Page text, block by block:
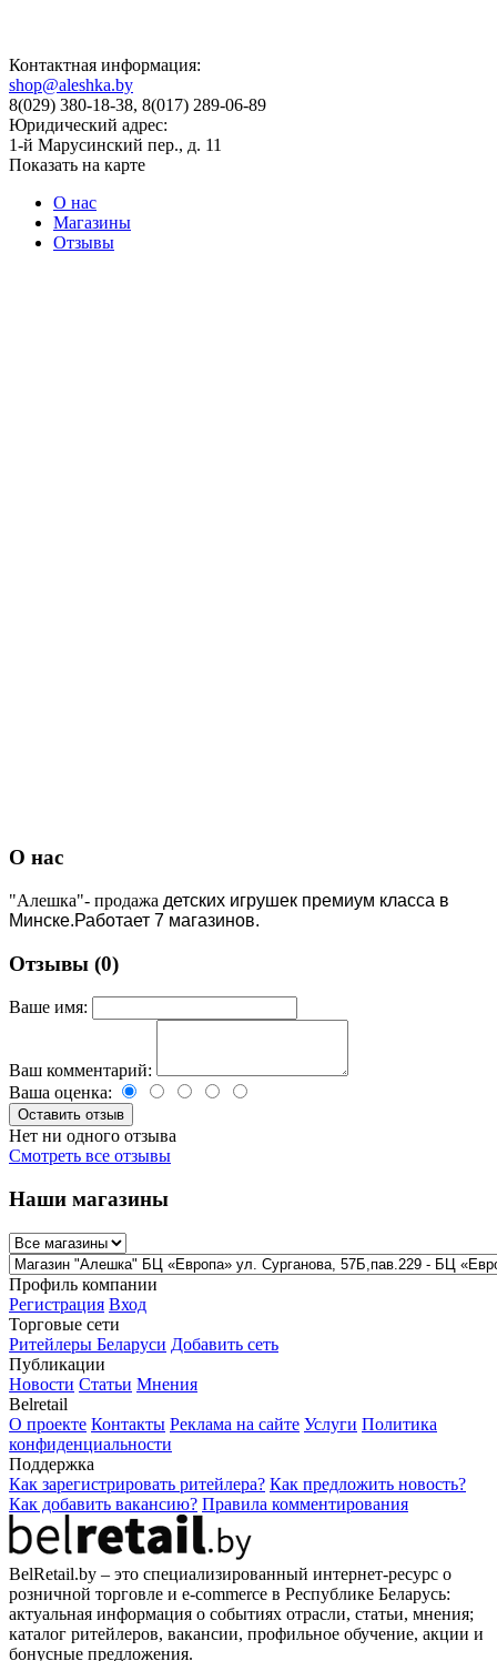
Контактная информация:
shop@aleshka.by
8(029) 380-18-38, 8(017) 289-06-89
Юридический адрес:
1-й Марусинский пер., д. 11
Показать на карте
О нас
Магазины
Отзывы
О нас
"Алешка"- продажа детских игрушек премиум класса в
Минске.Работает 7 магазинов.
Отзывы (0)
Ваше имя:
Ваш комментарий:
Ваша оценка:
Нет ни одного отзыва
Смотреть все отзывы
Наши магазины
Профиль компании
Регистрация Вход
Торговые сети
Ритейлеры Беларуси Добавить сеть
Публикации
Новости Статьи Мнения
Belretail
О проекте Контакты Реклама на сайте Услуги Политика
конфиденциальности
Поддержка
Как зарегистрировать ритейлера? Как предложить новость?
Как добавить вакансию? Правила комментирования
BelRetail.by – это специализированный интернет-ресурс о
розничной торговле и e-commerce в Республике Беларусь:
актуальная информация о событиях отрасли, статьи, мнения;
каталог ритейлеров, вакансии, профильное обучение, акции и
бонусные предложения.